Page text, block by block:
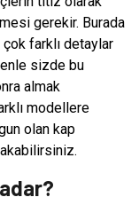
gerekir. Burada
farklı detaylar
sizde bu
almak
modellere
olan kap